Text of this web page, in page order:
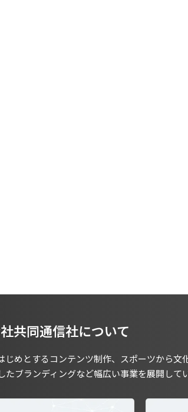
共同通信社について
めとするコンテンツ制作、スポーツから文
たブランディングなど幅広い事業を展開して